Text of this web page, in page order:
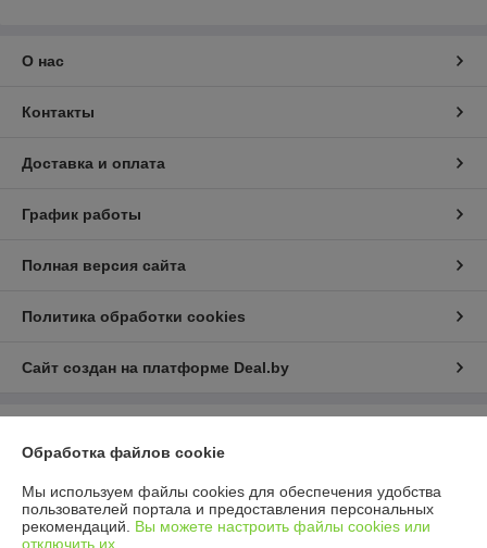
О нас
Контакты
Доставка и оплата
График работы
Полная версия сайта
Политика обработки cookies
Сайт создан на платформе Deal.by
220024, г. Минск, ул. Кижеватова 86А, к. 8
Регистрационный номер ЕГР: 193024685
Обработка файлов cookie
Мы используем файлы cookies для обеспечения удобства
пользователей портала и предоставления персональных
рекомендаций. Вы можете настроить файлы cookies или
отключить их.